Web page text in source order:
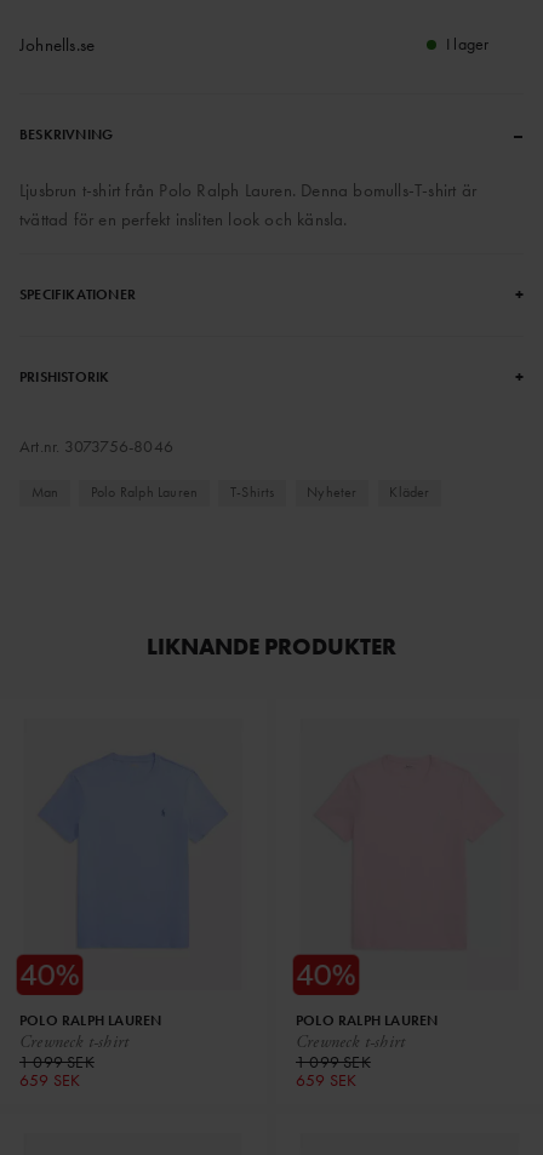
Johnells.se I lager
BESKRIVNING –
Ljusbrun t-shirt från Polo Ralph Lauren. Denna bomulls-T-shirt är
tvättad för en perfekt insliten look och känsla.
SPECIFIKATIONER +
PRISHISTORIK +
Art.nr. 3073756-8046
Man Polo Ralph Lauren T-Shirts Nyheter Kläder
LIKNANDE PRODUKTER
Crewneck t-shirt
POLO RALPH LAUREN
1 099 SEK
659 SEK
Crewneck t-shirt
POLO RALPH LAUREN
1 099 SEK
659 SEK